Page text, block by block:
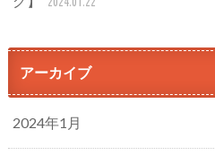
アーカイブ
2024年1月